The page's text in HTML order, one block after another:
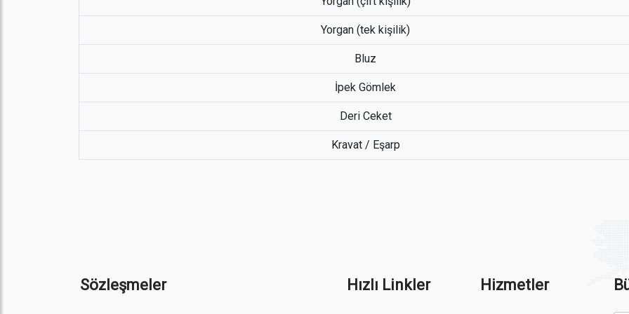
Yorgan (tek kişilik)
Bluz
İpek Gömlek
Deri Ceket
Kravat / Eşarp
Sözleşmeler Hızlı Linkler Hizmetler